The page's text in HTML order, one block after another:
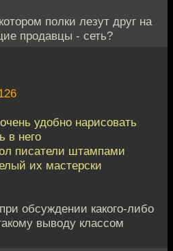
полки лезут друг на
продавцы - сеть?
удобно нарисовать
в него
писатели штампами
их мастерски
обсуждении какого-либо
выводу классом